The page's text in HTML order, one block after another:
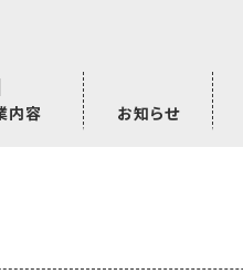
内容 お知らせ